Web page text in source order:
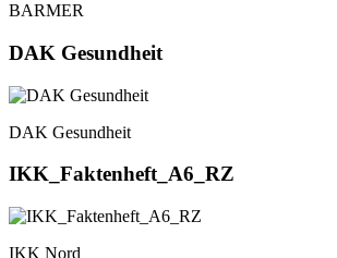
BARMER
DAK Gesundheit
DAK Gesundheit
IKK_Faktenheft_A6_RZ
IKK Nord